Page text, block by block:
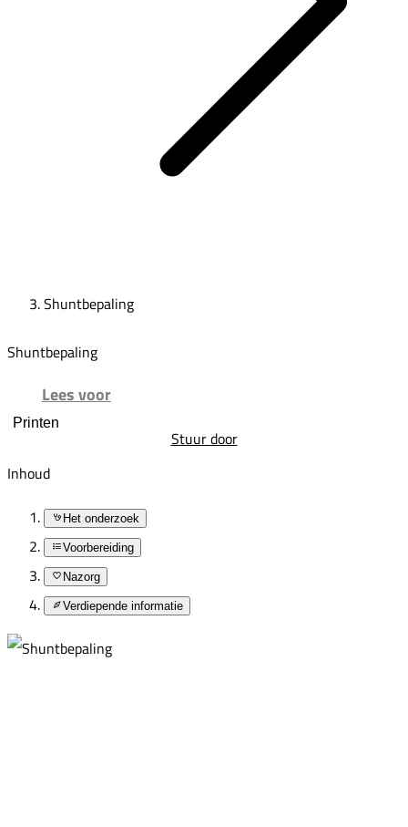
Shuntbepaling
Shuntbepaling
Lees voor
Printen
Stuur door
Inhoud
Het onderzoek
Voorbereiding
Nazorg
Verdiepende informatie